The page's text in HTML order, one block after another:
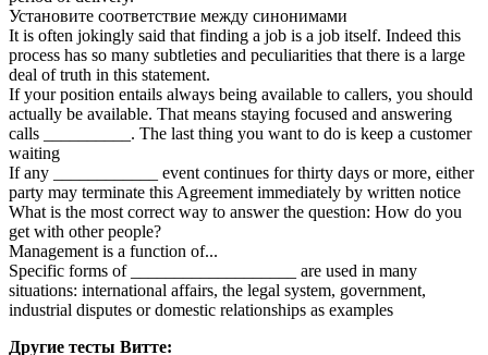
Установите соответствие между синонимами
It is often jokingly said that finding a job is a job itself. Indeed this
process has so many subtleties and peculiarities that there is a large
deal of truth in this statement.
If your position entails always being available to callers, you should
actually be available. That means staying focused and answering
calls __________. The last thing you want to do is keep a customer
waiting
If any ____________ event continues for thirty days or more, either
party may terminate this Agreement immediately by written notice
What is the most correct way to answer the question: How do you
get with other people?
Management is a function of...
Specific forms of ___________________ are used in many
situations: international affairs, the legal system, government,
industrial disputes or domestic relationships as examples
Другие тесты Витте: